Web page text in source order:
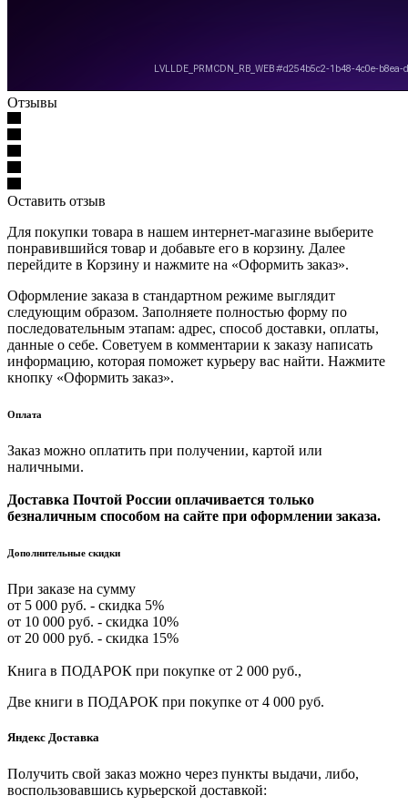
Отзывы
Оставить отзыв
Для покупки товара в нашем интернет-магазине выберите
понравившийся товар и добавьте его в корзину. Далее
перейдите в Корзину и нажмите на «Оформить заказ».
Оформление заказа в стандартном режиме выглядит
следующим образом. Заполняете полностью форму по
последовательным этапам: адрес, способ доставки, оплаты,
данные о себе. Советуем в комментарии к заказу написать
информацию, которая поможет курьеру вас найти. Нажмите
кнопку «Оформить заказ».
Оплата
Заказ можно оплатить при получении, картой или
наличными.
Доставка Почтой России оплачивается только
безналичным способом на сайте при оформлении заказа.
Дополнительные скидки
При заказе на сумму
от 5 000 руб. - скидка 5%
от 10 000 руб. - скидка 10%
от 20 000 руб. - скидка 15%
Книга в ПОДАРОК при покупке от 2 000 руб.,
Две книги в ПОДАРОК при покупке от 4 000 руб.
Яндекс Доставка
Получить свой заказ можно через пункты выдачи, либо,
воспользовавшись курьерской доставкой: